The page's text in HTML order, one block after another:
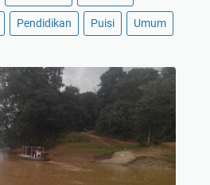
Pendidikan Puisi Umum